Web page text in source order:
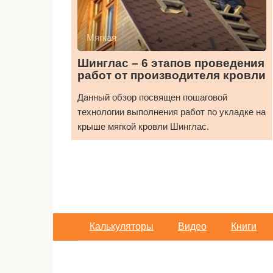
Мягкая
Шинглас – 6 этапов проведения
работ от производителя кровли
Данный обзор посвящен пошаговой
технологии выполнения работ по укладке на
крыше мягкой кровли Шинглас.
Калькуляторы Видео Книги